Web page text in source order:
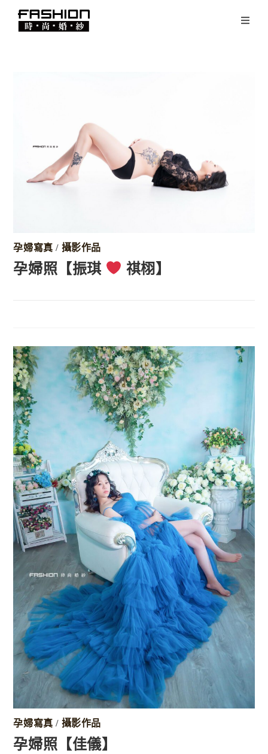
孕婦寫真 / 攝影作品
孕婦照【振琪 祺栩】
孕婦寫真 / 攝影作品
孕婦照【佳儀】